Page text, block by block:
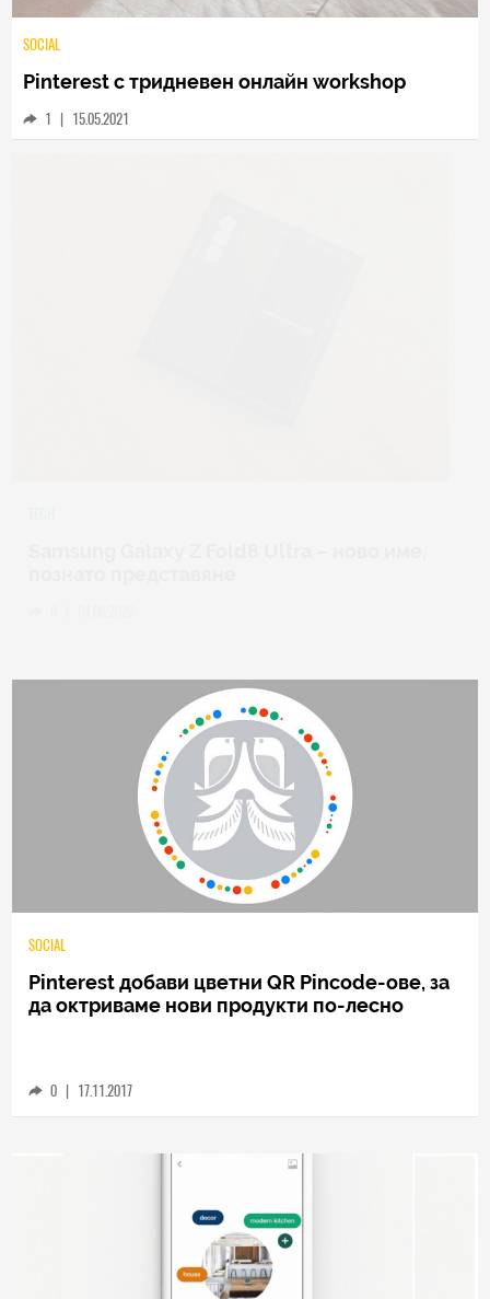
SOCIAL
Pinterest с тридневен онлайн workshop
1 | 15.05.2021
SOCIAL
Pinterest добави цветни QR Pincode-ове, за
да октриваме нови продукти по-лесно
0 | 17.11.2017